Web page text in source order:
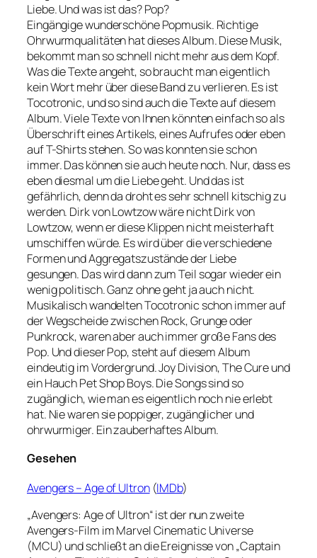
Liebe. Und was ist das? Pop?
Eingängige wunderschöne Popmusik. Richtige
Ohrwurmqualitäten hat dieses Album. Diese Musik,
bekommt man so schnell nicht mehr aus dem Kopf.
Was die Texte angeht, so braucht man eigentlich
kein Wort mehr über diese Band zu verlieren. Es ist
Tocotronic, und so sind auch die Texte auf diesem
Album. Viele Texte von Ihnen könnten einfach so als
Überschrift eines Artikels, eines Aufrufes oder eben
auf T-Shirts stehen. So was konnten sie schon
immer. Das können sie auch heute noch. Nur, dass es
eben diesmal um die Liebe geht. Und das ist
gefährlich, denn da droht es sehr schnell kitschig zu
werden. Dirk von Lowtzow wäre nicht Dirk von
Lowtzow, wenn er diese Klippen nicht meisterhaft
umschiffen würde. Es wird über die verschiedene
Formen und Aggregatszustände der Liebe
gesungen. Das wird dann zum Teil sogar wieder ein
wenig politisch. Ganz ohne geht ja auch nicht.
Musikalisch wandelten Tocotronic schon immer auf
der Wegscheide zwischen Rock, Grunge oder
Punkrock, waren aber auch immer große Fans des
Pop. Und dieser Pop, steht auf diesem Album
eindeutig im Vordergrund. Joy Division, The Cure und
ein Hauch Pet Shop Boys. Die Songs sind so
zugänglich, wie man es eigentlich noch nie erlebt
hat. Nie waren sie poppiger, zugänglicher und
ohrwurmiger. Ein zauberhaftes Album.
Gesehen
Avengers – Age of Ultron(IMDb)
„Avengers: Age of Ultron“ ist der nun zweite
Avengers-Film im Marvel Cinematic Universe
(MCU) und schließt an die Ereignisse von „Captain